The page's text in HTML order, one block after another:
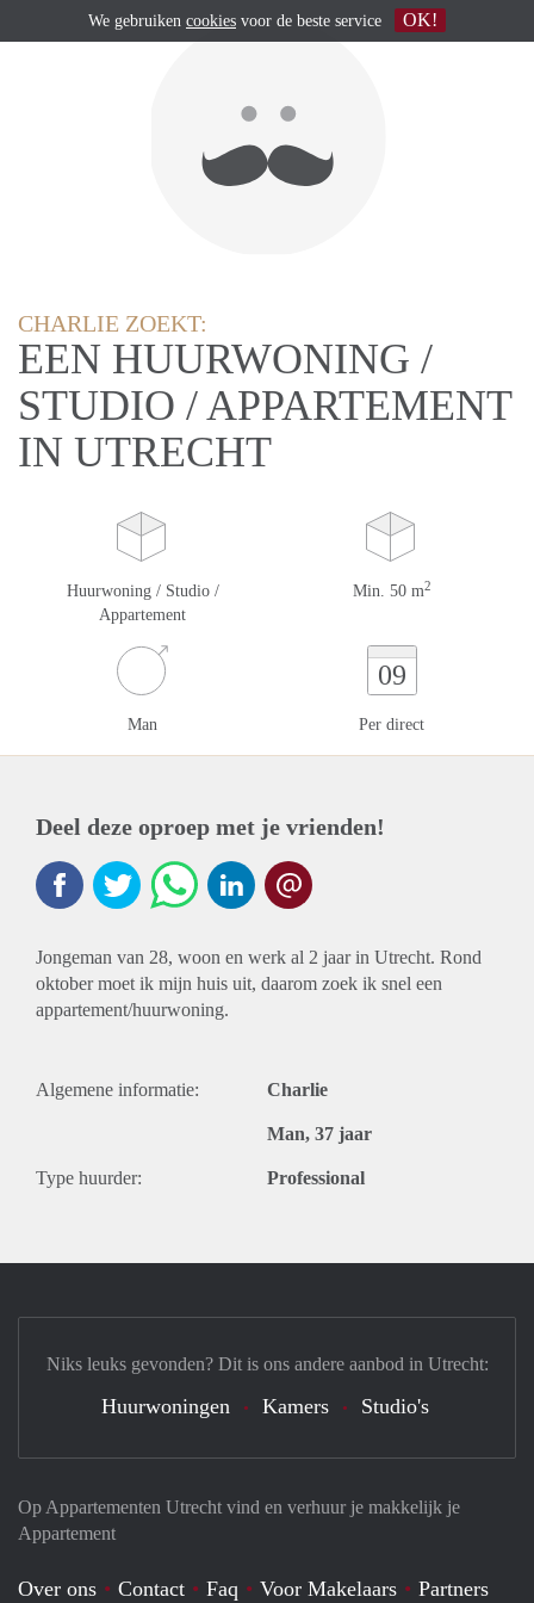
CHARLIE ZOEKT:
EEN HUURWONING /
STUDIO / APPARTEMENT
IN UTRECHT
Huurwoning / Studio /
Appartement
Min. 50 m2
Man
09
Per direct
Deel deze oproep met je vrienden!
Jongeman van 28, woon en werk al 2 jaar in Utrecht. Rond
oktober moet ik mijn huis uit, daarom zoek ik snel een
appartement/huurwoning.
Algemene informatie: Charlie
Man, 37 jaar
Type huurder: Professional
Op Appartementen Utrecht vind en verhuur je makkelijk je
Appartement
Over ons Contact Faq Voor Makelaars Partners
Niks leuks gevonden? Dit is ons andere aanbod in Utrecht:
Huurwoningen Kamers Studio's
We gebruiken cookies voor de beste service OK!